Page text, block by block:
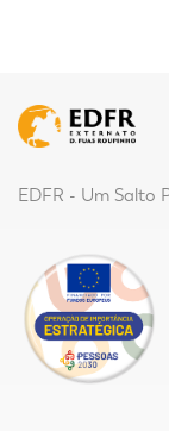
EDFR - Um Salto